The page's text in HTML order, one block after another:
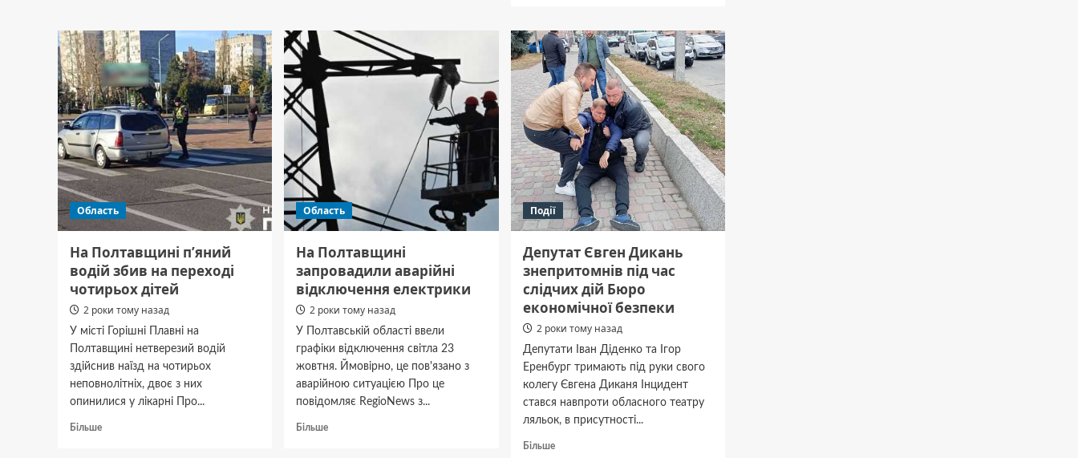
представлять
до
присвоєння
почесного
звання
“Матір-
героїня”
теплоенерго
грн
міськради
Полтави
може
бути
причетний
до розтрати
9 млн
грн
на закупівлі
БПЛА —
чим
відомий
Євген
Дикань
Область
На Полтавщині п’яний
водій збив на переході
чотирьох дітей
2 роки тому назад
У місті Горішні Плавні на
Полтавщині нетверезий водій
здійснив наїзд на чотирьох
неповнолітніх, двоє з них
опинилися у лікарні Про...
БільшеДокладніше
Область
На Полтавщині
запровадили аварійні
відключення електрики
2 роки тому назад
У Полтавській області ввели
графіки відключення світла 23
жовтня. Ймовірно, це пов'язано з
аварійною ситуацією Про це
повідомляє RegioNews з...
БільшеДокладніше
Події
Депутат Євген Дикань
знепритомнів під час
слідчих дій Бюро
економічної безпеки
2 роки тому назад
Депутати Іван Діденко та Ігор
Еренбург тримають під руки свого
колегу Євгена Диканя Інцидент
стався навпроти обласного театру
ляльок, в присутності...
БільшеДокладніше